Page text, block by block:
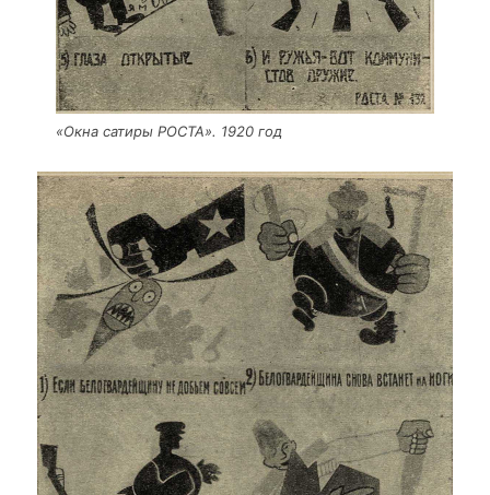
«Окна сати­ры РОСТА». 1920 год